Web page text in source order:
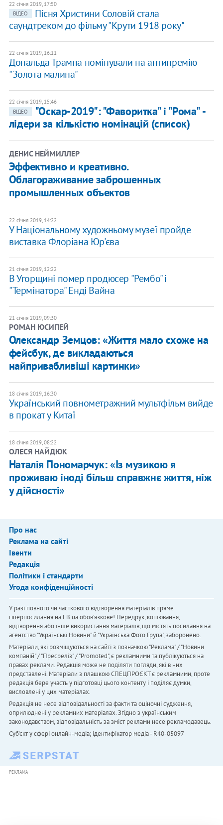
22 січня 2019, 17:50
ВІДЕО
Пісня Христини Соловій стала
саундтреком до фільму "Крути 1918 року"
22 січня 2019, 16:11
Дональда Трампа номінували на антипремію
"Золота малина"
22 січня 2019, 15:46
ВІДЕО
"Оскар-2019": "Фаворитка" і "Рома" -
лідери за кількістю номінацій (список)
ДЕНИС НЕЙМИЛЛЕР
Эффективно и креативно.
Облагораживание заброшенных
промышленных объектов
22 січня 2019, 14:22
У Національному художньому музеї пройде
виставка Флоріана Юр'єва
21 січня 2019, 12:22
В Угорщині помер продюсер "Рембо" і
"Термінатора" Енді Вайна
21 січня 2019, 09:30
РОМАН ЮСИПЕЙ
Олександр Земцов: «Життя мало схоже на
фейсбук, де викладаються
найпривабливіші картинки»
18 січня 2019, 16:30
Український повнометражний мультфільм вийде
в прокат у Китаї
18 січня 2019, 08:22
ОЛЕСЯ НАЙДЮК
Наталія Пономарчук: «Із музикою я
проживаю іноді більш справжнє життя, ніж
у дійсності»
Про нас
Реклама на сайті
Івенти
Редакція
Політики і стандарти
Угода конфіденційності
У разі повного чи часткового відтворення матеріалів пряме
гіперпосилання на LB.ua обов'язкове! Передрук, копіювання,
відтворення або інше використання матеріалів, що містять посилання на
агентство "Українськi Новини" й "Українська Фото Група", заборонено.
Матеріали, які розміщуються на сайті з позначкою "Реклама" / "Новини
компаній" / "Пресреліз" / "Promoted", є рекламними та публікуються на
правах реклами. Редакція може не поділяти погляди, які в них
представлені. Матеріали з плашкою СПЕЦПРОЄКТ є рекламними, проте
редакція бере участь у підготовці цього контенту і поділяє думки,
висловлені у цих матеріалах.
Редакція не несе відповідальності за факти та оціночні судження,
оприлюднені у рекламних матеріалах. Згідно з українським
законодавством, відповідальність за зміст реклами несе рекламодавець.
Cуб'єкт у сфері онлайн-медіа; ідентифікатор медіа - R40-05097
РЕКЛАМА